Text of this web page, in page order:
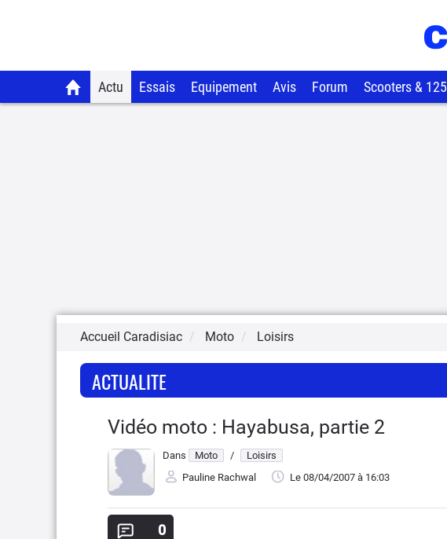
Actu Essais Equipement Avis Forum Scooters & 125
Accueil Caradisiac Moto Loisirs
ACTUALITE
Vidéo moto : Hayabusa, partie 2
Dans Moto /
Loisirs
Pauline Rachwal
Le 08/04/2007 à 16:03
0